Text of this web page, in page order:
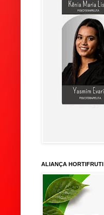
ALIANÇA HORTIFRUTI